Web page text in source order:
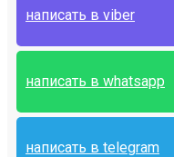
написать в viber
написать в whatsapp
написать в telegram